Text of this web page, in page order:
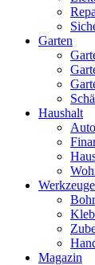
Garten
Haushalt
Auto
Werkzeuge
Magazin